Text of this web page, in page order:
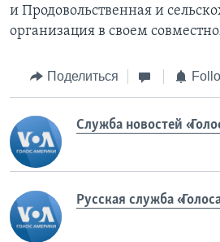
и Продовольственная и
организация в своем
Поделиться
Служба новостей
Русская служба